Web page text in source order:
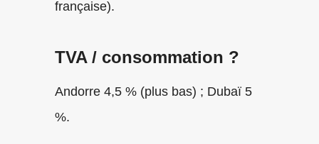
française).
TVA / consommation ?
Andorre 4,5 % (plus bas) ; Dubaï 5
%.